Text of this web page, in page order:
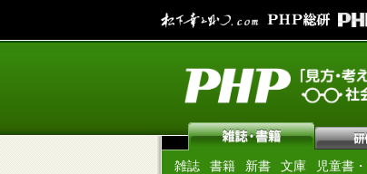
雑誌 書籍 新書 文庫 児童書